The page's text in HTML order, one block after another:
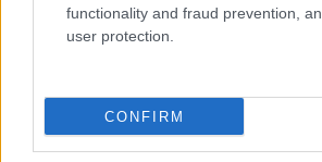
functionality and fraud prevention,
user protection.
CONFIRM
που ντύνεσαι
συνήθως κολλημένα στη μαμά